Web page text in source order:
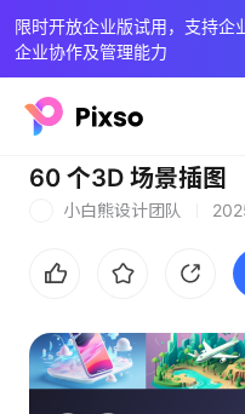
限时开放企业版试用，支持企
企业协作及管理能力
60 个3D 场景插图
小白熊设计团队